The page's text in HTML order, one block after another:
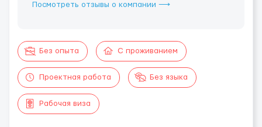
Посмотреть отзывы о компании ⟶
Без опыта С проживанием
Проектная работа Без языка
Рабочая виза